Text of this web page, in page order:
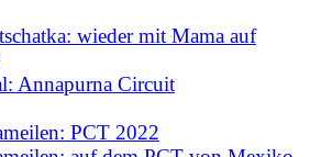
wieder mit Mama auf
Annapurna Circuit
PCT 2022